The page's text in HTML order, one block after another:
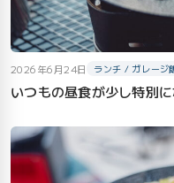
2026年6月24日 ランチ / ガレージ
いつもの昼食が少し特別